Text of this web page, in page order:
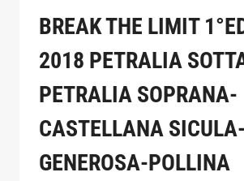
BREAK THE LIMIT
2018 PETRALIA
PETRALIA SOPRANA-
CASTELLANA
GENEROSA-POLLINA